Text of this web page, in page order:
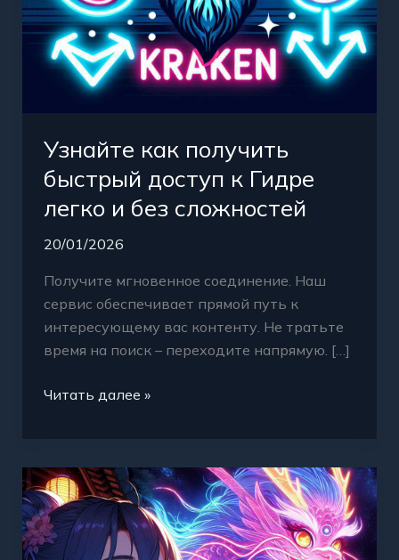
Узнайте как получить
быстрый доступ к Гидре
легко и без сложностей
20/01/2026
Получите мгновенное соединение. Наш
сервис обеспечивает прямой путь к
интересующему вас контенту. Не тратьте
время на поиск – переходите напрямую. […]
Читать далее »
Гидра
быстрый
доступ
ссылка